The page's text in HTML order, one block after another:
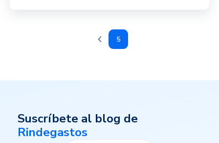
5
Suscríbete al blog de
Rindegastos